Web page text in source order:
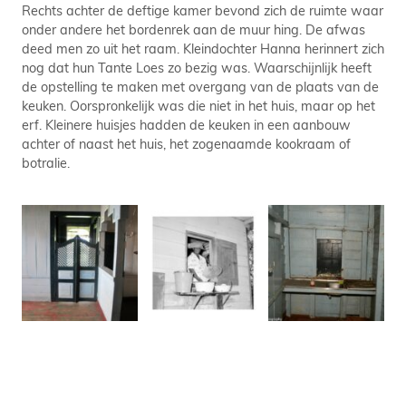
Rechts achter de deftige kamer bevond zich de ruimte waar
onder andere het bordenrek aan de muur hing. De afwas
deed men zo uit het raam. Kleindochter Hanna herinnert zich
nog dat hun Tante Loes zo bezig was. Waarschijnlijk heeft
de opstelling te maken met overgang van de plaats van de
keuken. Oorspronkelijk was die niet in het huis, maar op het
erf. Kleinere huisjes hadden de keuken in een aanbouw
achter of naast het huis, het zogenaamde kookraam of
botralie.